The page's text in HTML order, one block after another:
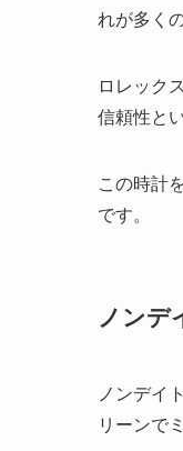
れが多く
ロレック
信頼性と
この時計
です。
ノンデ
ノンデイ
リーンで